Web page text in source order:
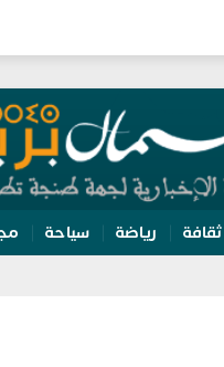
ثقافة رياضة سياحة